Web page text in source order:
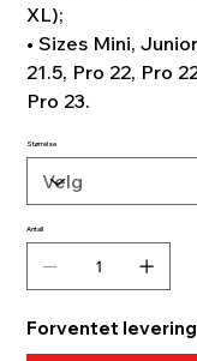
XL);
• Sizes Mini,
21.5, Pro 22, Pro
Pro 23.
Størrelse
Antall
Forventet levering